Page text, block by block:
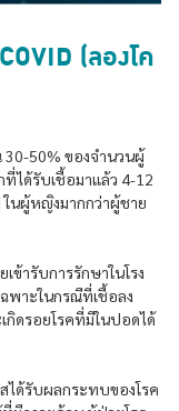
(ลองโค
30-50% ของจำนวนผู้
ได้รับเชื้อมาแล้ว 4-12
นผู้หญิงมากกว่าผู้ชาย
ข้ารับการรักษาในโรง
พาะในกรณีที่เชื้อลง
กิดรอยโรคที่มีในปอดได้
ได้รับผลกระทบของโรค